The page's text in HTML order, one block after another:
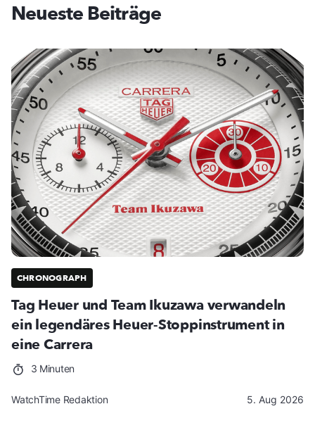
Neueste Beiträge
CHRONOGRAPH
Tag Heuer und Team Ikuzawa verwandeln
ein legendäres Heuer-Stoppinstrument in
eine Carrera
3 Minuten
WatchTime Redaktion 5. Aug 2026